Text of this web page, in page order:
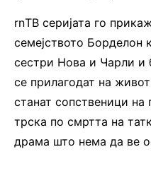
rnТВ серијата го
семејството Борделон
сестри Нова и Чарли и
се прилагодат на
станат сопственици
трска по смртта на
драма што нема да ве